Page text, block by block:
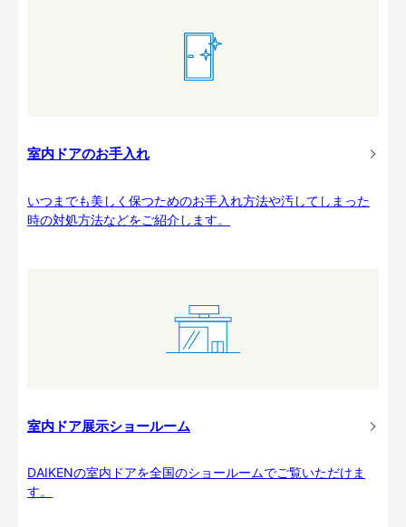
室内ドアのお手入れ
いつまでも美しく保つためのお手入れ方法や汚してしまった
時の対処方法などをご紹介します。
室内ドア展示ショールーム
DAIKENの室内ドアを全国のショールームでご覧いただけま
す。